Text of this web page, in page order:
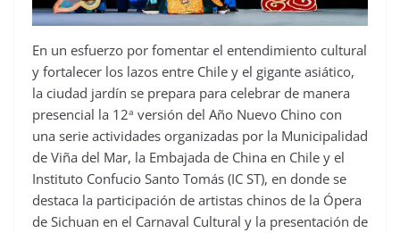
En un esfuerzo por fomentar el entendimiento cultural
y fortalecer los lazos entre Chile y el gigante asiático,
la ciudad jardín se prepara para celebrar de manera
presencial la 12a versión del Año Nuevo Chino con
una serie actividades organizadas por la Municipalidad
de Viña del Mar, la Embajada de China en Chile y el
Instituto Confucio Santo Tomás (IC ST), en donde se
destaca la participación de artistas chinos de la Ópera
de Sichuan en el Carnaval Cultural y la presentación de